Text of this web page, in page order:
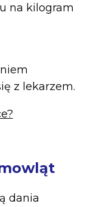
na kilogram
z lekarzem.
dania